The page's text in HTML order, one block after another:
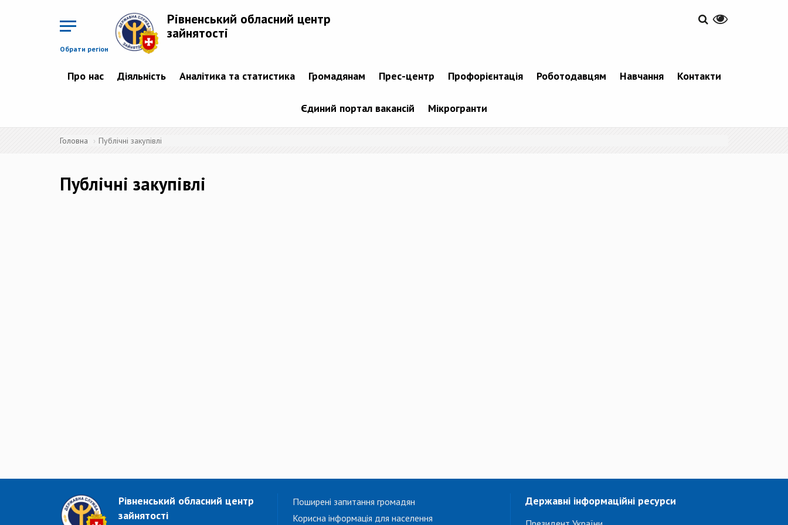
Обрати регіон
Рівненський обласний центр
зайнятості
Про нас Діяльність Аналітика та статистика Громадянам Прес-центр Профорієнтація Роботодавцям Навчання Контакти
Єдиний портал вакансій Мікрогранти
Головна Публічні закупівлі
Публічні закупівлі
Рівненський обласний центр
зайнятості
Поширені запитання громадян
Корисна інформація для населення
Державні інформаційні ресурси